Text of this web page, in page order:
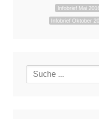
Infobrief Mai
Infobrief Oktober